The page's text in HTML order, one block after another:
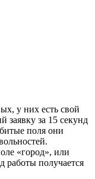
у них есть свой
за 15 секунд
поля они
«город», или
работы получается